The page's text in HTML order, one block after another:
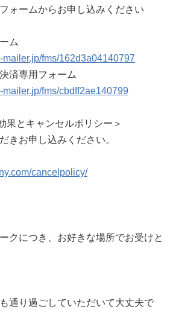
ォームからお申し込みください
ム
mailer.jp/fms/162d3a04140797
済専用フォーム
mailer.jp/fms/cbdff2ae140799
果とキャンセルポリシー＞
きお申し込みください。
cancelpolicy/
クにつき、お好きな場所でお受けと
通り過ごしていただいて大丈夫で